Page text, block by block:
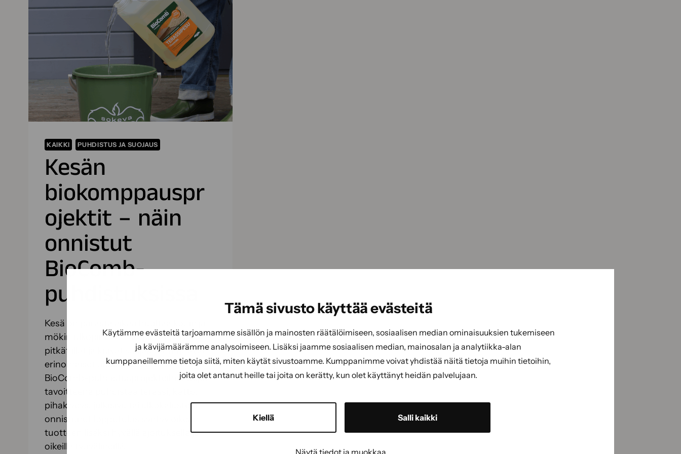
Tämä sivusto käyttää evästeitä
Käytämme evästeitä tarjoamamme sisällön ja mainosten räätälöimiseen, sosiaalisen median ominaisuuksien tukemiseen
ja kävijämäärämme analysoimiseen. Lisäksi jaamme sosiaalisen median, mainosalan ja analytiikka-alan
kumppaneillemme tietoja siitä, miten käytät sivustoamme. Kumppanimme voivat yhdistää näitä tietoja muihin tietoihin,
joita olet antanut heille tai joita on kerätty, kun olet käyttänyt heidän palvelujaan.
Kiellä Salli kaikki
Näytä tiedot ja muokkaa
KAIKKI PUHDISTUS JA SUOJAUS
Kesän
biokomppauspr
ojektit – näin
onnistut
BioComb-
puhdistuksissa
Kesä on parasta aikaa huoltaa kodin ja
mökin ulkopinnat. Lämpimät päivät,
pitkät illat ja kuivat sääjaksot tarjoavat
erinomaiset olosuhteet moniin
BioComb-puhdistusprojekteihin. Olipa
tavoitteena puhdistaa terassi, katto,
pihakiveys, julkisivu tai ulkokalusteet,
onnistunut lopputulos syntyy oikean
tuotteen lisäksi hyvällä ajoituksella ja
oikeilla työvälineillä.